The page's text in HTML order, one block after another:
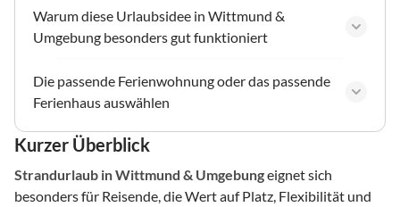
Warum diese Urlaubsidee in Wittmund &
Umgebung besonders gut funktioniert
Die passende Ferienwohnung oder das passende
Ferienhaus auswählen
Kurzer Überblick
Strandurlaub in Wittmund & Umgebungeignet sich
besonders für Reisende, die Wert auf Platz, Flexibilität und